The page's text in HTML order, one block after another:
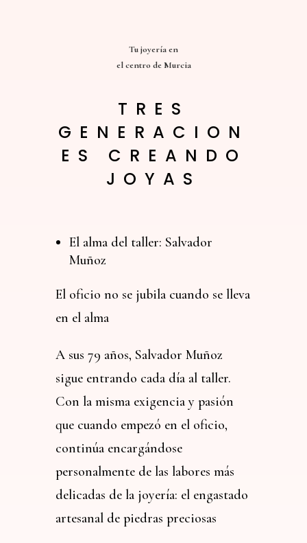
Tu joyería en
el centro de Murcia
TRES
GENERACION
ES CREANDO
JOYAS
El alma del taller: Salvador
Muñoz
El oficio no se jubila cuando se lleva
en el alma
A sus 79 años, Salvador Muñoz
sigue entrando cada día al taller.
Con la misma exigencia y pasión
que cuando empezó en el oficio,
continúa encargándose
personalmente de las labores más
delicadas de la joyería: el engastado
artesanal de piedras preciosas